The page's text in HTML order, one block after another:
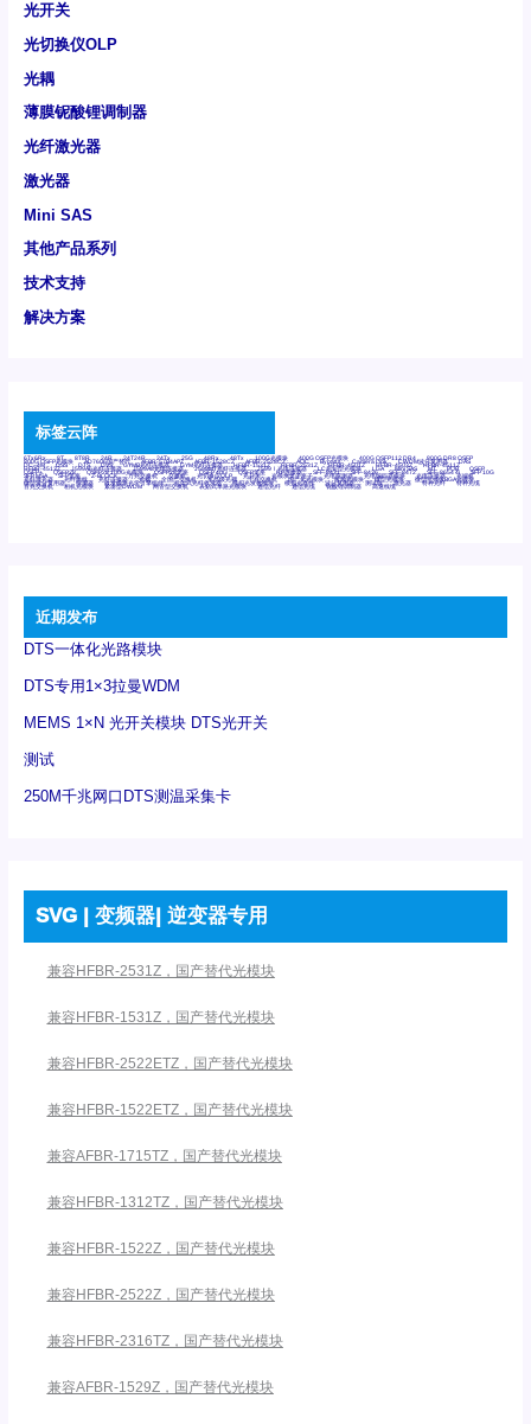
光开关
光切换仪OLP
光耦
薄膜铌酸锂调制器
光纤激光器
激光器
Mini SAS
其他产品系列
技术支持
解决方案
标签云阵
6Tx6Rx 8T 8T8R 24R 24T24R 24Tx 25G 48Rx 48Tx 100G光模块 400G OSFP光模块 400G QSFP112 DR4 800G DR8 OSFP
800G OSFP光模块 AD7606国产替代 AFBR-57B4APZ AFBR-1528CZ AFBR-2528CZ AOC Bypass Camera Link CWDM波分复用器 DAS
DC~4M DSS DTS DVS GYMB光纤连接器 GYM光纤连接器 HFBR-1531Z HFBR-2531Z HFBR-4501Z HFBR-4503Z HFBR-4511Z
HFBR-4513Z J599A6光纤连接器 J599A8光电连接器 J599MT光纤连接器 J599Ⅰ光电连接器 LC超短型光模块 LGA Mini SAS MT POB QSFP
QSFP+ QSFP28 QSFP28 100G光模块 QSFP28笼座 QSFP 40G QSFP笼座 RP连接器 SFF-8431 SFF-8436 SFF-8472 SFF-8654 4i SFP 10G
SFP MSA SFP笼座 Z-BLOCK 万兆交换机 交换机 光切换仪OLP 光开关 光模块笼子座子 光电探测器 光电编码器模块 光电连接器 光端机
光纤激光器 光纤跳线 光纤连接器 光耦 全国产交换机 军品级光耦 千兆交换机 国产化光模块 射频光模块 微型光模块 微型可插拔BGA光模块
微型波分复用器 探测器 收发模块光学引擎组件 机架式光纤收发器 模拟光发射模块 模拟光器件 波分复用器 测试版 激光器 特种光纤 特种光缆
百兆交换机 相机光模块 紧凑型DWDM 网管型交换机 表贴式单路光模块 通信光纤 通信光缆 铌酸锂调制器 高速线缆
近期发布
DTS一体化光路模块
DTS专用1×3拉曼WDM
MEMS 1×N 光开关模块 DTS光开关
测试
250M千兆网口DTS测温采集卡
SVG | 变频器| 逆变器专用
兼容HFBR-2531Z，国产替代光模块
兼容HFBR-1531Z，国产替代光模块
兼容HFBR-2522ETZ，国产替代光模块
兼容HFBR-1522ETZ，国产替代光模块
兼容AFBR-1715TZ，国产替代光模块
兼容HFBR-1312TZ，国产替代光模块
兼容HFBR-1522Z，国产替代光模块
兼容HFBR-2522Z，国产替代光模块
兼容HFBR-2316TZ，国产替代光模块
兼容AFBR-1529Z，国产替代光模块